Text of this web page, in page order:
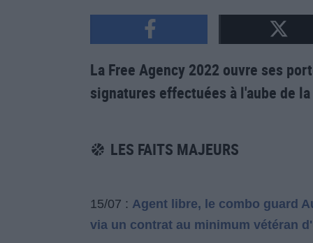
La Free Agency 2022 ouvre ses
signatures effectuées à l'aube de
LES FAITS MAJEURS
15/07 : Agent libre, le combo guard
via un contrat au minimum vétéran